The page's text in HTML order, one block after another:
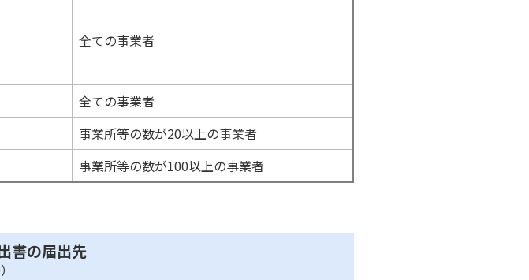
全ての事業者
全ての事業者
事業所等の数が20以上の事業者
事業所等の数が100以上の事業者
書の届出先